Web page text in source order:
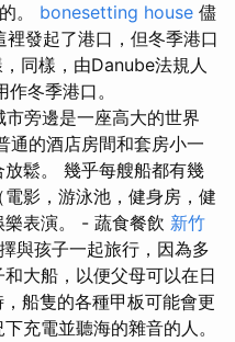
。 bonesetting house 儘
發起了港口，但冬季港口
，同樣，由Danube法規人
冬季港口。
市旁邊是一座高大的世界
通的酒店房間和套房小一
鬆。 幾乎每艘船都有幾
影，游泳池，健身房，健
表演。 - 蔬食餐飲 新竹
與孩子一起旅行，因為多
大船，以便父母可以在日
，船隻的各種甲板可能會更
充電並聽海的雜音的人。